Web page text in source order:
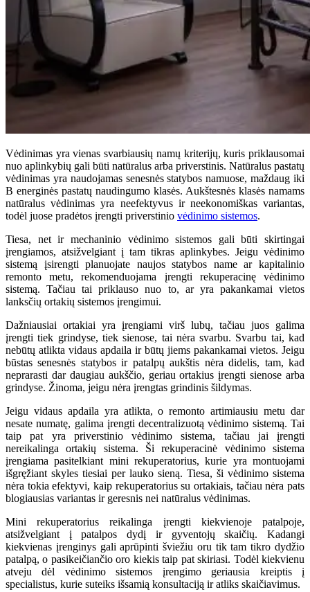
Vėdinimas yra vienas svarbiausių namų kriterijų, kuris priklausomai
nuo aplinkybių gali būti natūralus arba priverstinis. Natūralus pastatų
vėdinimas yra naudojamas senesnės statybos namuose, maždaug iki
B energinės pastatų naudingumo klasės. Aukštesnės klasės namams
natūralus vėdinimas yra neefektyvus ir neekonomiškas variantas,
todėl juose pradėtos įrengti priverstinio vėdinimo sistemos.
Tiesa, net ir mechaninio vėdinimo sistemos gali būti skirtingai
įrengiamos, atsižvelgiant į tam tikras aplinkybes. Jeigu vėdinimo
sistemą įsirengti planuojate naujos statybos name ar kapitalinio
remonto metu, rekomenduojama įrengti rekuperacinę vėdinimo
sistemą. Tačiau tai priklauso nuo to, ar yra pakankamai vietos
lanksčių ortakių sistemos įrengimui.
Dažniausiai ortakiai yra įrengiami virš lubų, tačiau juos galima
įrengti tiek grindyse, tiek sienose, tai nėra svarbu. Svarbu tai, kad
nebūtų atlikta vidaus apdaila ir būtų jiems pakankamai vietos. Jeigu
būstas senesnės statybos ir patalpų aukštis nėra didelis, tam, kad
neprarasti dar daugiau aukščio, geriau ortakius įrengti sienose arba
grindyse. Žinoma, jeigu nėra įrengtas grindinis šildymas.
Jeigu vidaus apdaila yra atlikta, o remonto artimiausiu metu dar
nesate numatę, galima įrengti decentralizuotą vėdinimo sistemą. Tai
taip pat yra priverstinio vėdinimo sistema, tačiau jai įrengti
nereikalinga ortakių sistema. Ši rekuperacinė vėdinimo sistema
įrengiama pasitelkiant mini rekuperatorius, kurie yra montuojami
išgręžiant skyles tiesiai per lauko sieną. Tiesa, ši vėdinimo sistema
nėra tokia efektyvi, kaip rekuperatorius su ortakiais, tačiau nėra pats
blogiausias variantas ir geresnis nei natūralus vėdinimas.
Mini rekuperatorius reikalinga įrengti kiekvienoje patalpoje,
atsižvelgiant į patalpos dydį ir gyventojų skaičių. Kadangi
kiekvienas įrenginys gali aprūpinti šviežiu oru tik tam tikro dydžio
patalpą, o pasikeičiančio oro kiekis taip pat skiriasi. Todėl kiekvienu
atveju dėl vėdinimo sistemos įrengimo geriausia kreiptis į
specialistus, kurie suteiks išsamią konsultaciją ir atliks skaičiavimus.